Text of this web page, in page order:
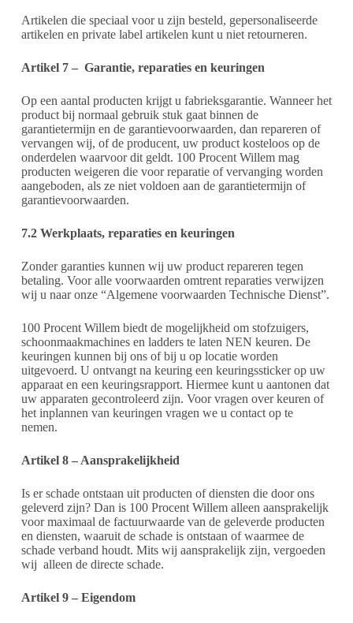
Artikelen die speciaal voor u zijn besteld, gepersonaliseerde
artikelen en private label artikelen kunt u niet retourneren.
Artikel 7 – Garantie, reparaties en keuringen
Op een aantal producten krijgt u fabrieksgarantie. Wanneer het
product bij normaal gebruik stuk gaat binnen de
garantietermijn en de garantievoorwaarden, dan repareren of
vervangen wij, of de producent, uw product kosteloos op de
onderdelen waarvoor dit geldt. 100 Procent Willem mag
producten weigeren die voor reparatie of vervanging worden
aangeboden, als ze niet voldoen aan de garantietermijn of
garantievoorwaarden.
7.2 Werkplaats, reparaties en keuringen
Zonder garanties kunnen wij uw product repareren tegen
betaling. Voor alle voorwaarden omtrent reparaties verwijzen
wij u naar onze “Algemene voorwaarden Technische Dienst”.
100 Procent Willem biedt de mogelijkheid om stofzuigers,
schoonmaakmachines en ladders te laten NEN keuren. De
keuringen kunnen bij ons of bij u op locatie worden
uitgevoerd. U ontvangt na keuring een keuringssticker op uw
apparaat en een keuringsrapport. Hiermee kunt u aantonen dat
uw apparaten gecontroleerd zijn. Voor vragen over keuren of
het inplannen van keuringen vragen we u contact op te
nemen.
Artikel 8 – Aansprakelijkheid
Is er schade ontstaan uit producten of diensten die door ons
geleverd zijn? Dan is 100 Procent Willem alleen aansprakelijk
voor maximaal de factuurwaarde van de geleverde producten
en diensten, waaruit de schade is ontstaan of waarmee de
schade verband houdt. Mits wij aansprakelijk zijn, vergoeden
wij alleen de directe schade.
Artikel 9 – Eigendom